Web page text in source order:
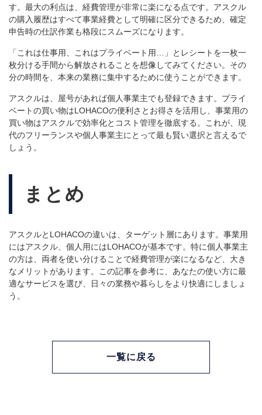
す。最大の利点は、経費管理が非常に楽になる点です。アスクル
の購入履歴はすべて事業経費として明確に区分できるため、確定
申告時の仕訳作業も格段にスムーズになります。
「これは仕事用、これはプライベート用…」とレシートを一枚一
枚分ける手間から解放されることを想像してみてください。その
分の時間を、本来の業務に集中するために使うことができます。
アスクルは、屋号があれば個人事業主でも登録できます。プライ
ベートの買い物はLOHACOの便利さとお得さを活用し、事業用の
買い物はアスクルで効率化とコスト管理を徹底する。これが、現
代のフリーランスや個人事業主にとって最も賢い選択と言えるで
しょう。
まとめ
アスクルと LOHACOの違いは、ターゲット層にあります。事業用
にはアスクル、個人用にはLOHACOが基本です。特に個人事業主
の方は、両者を使い分けることで経費管理が楽になるなど、大き
なメリットがあります。この記事を参考に、あなたの使い方に最
適なサービスを選び、日々の業務や暮らしをより快適にしましょ
う。
一覧に戻る